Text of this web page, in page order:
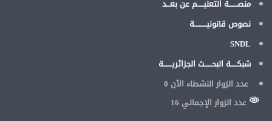
منصـــــــة التعليـــــم عن بعـــد
نصوص قانونيــــــــــة
SNDL
شبكـــــة البحــــــث الجزائريـــــــة
عدد الزوار النشطاء الآن
عدد الزوار الإجمالي 16